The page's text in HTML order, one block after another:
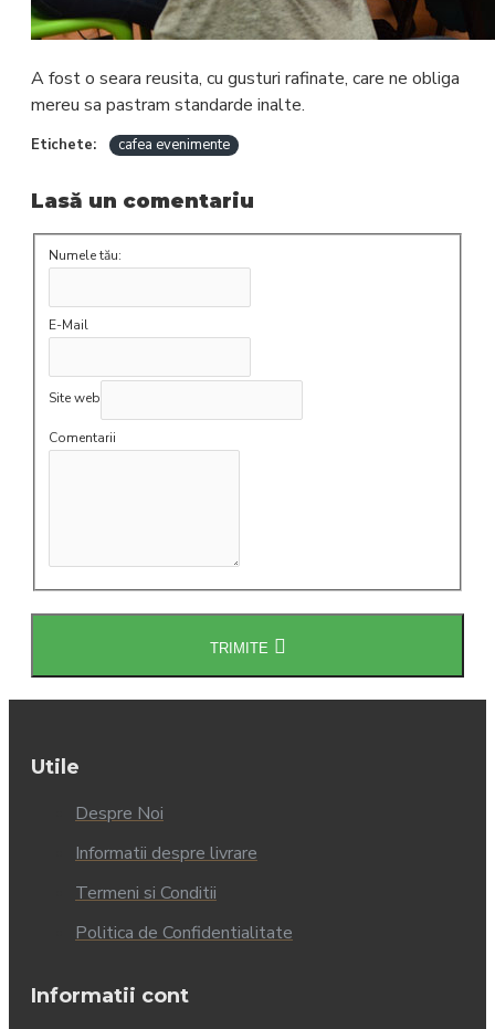
A fost o seara reusita, cu gusturi rafinate, care ne obliga
mereu sa pastram standarde inalte.
Etichete: cafea evenimente
Lasă un comentariu
Numele tău:
E-Mail
Site web
Comentarii
TRIMITE
Utile
Despre Noi
Informatii despre livrare
Termeni si Conditii
Politica de Confidentialitate
Informatii cont